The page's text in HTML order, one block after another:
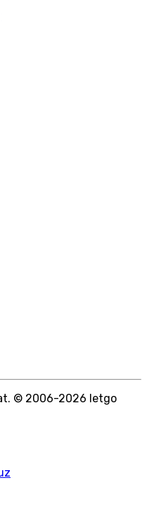
© 2006-2026 letgo